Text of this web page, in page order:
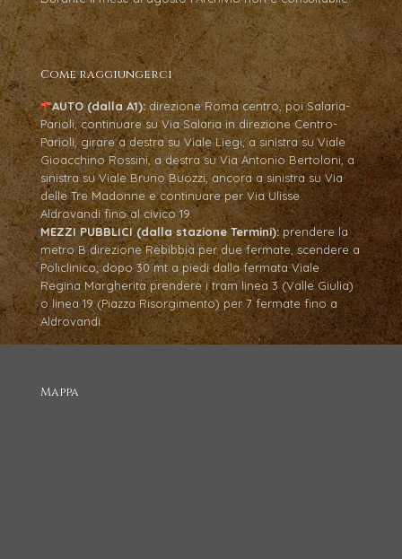
Come raggiungerci
AUTO (dalla A1): direzione Roma centro, poi Salaria-
Parioli, continuare su Via Salaria in direzione Centro-
Parioli, girare a destra su Viale Liegi, a sinistra su Viale
Gioacchino Rossini, a destra su Via Antonio Bertoloni, a
sinistra su Viale Bruno Buozzi, ancora a sinistra su Via
delle Tre Madonne e continuare per Via Ulisse
Aldrovandi fino al civico 19.
MEZZI PUBBLICI (dalla stazione Termini): prendere la
metro B direzione Rebibbia per due fermate, scendere a
Policlinico; dopo 30 mt a piedi dalla fermata Viale
Regina Margherita prendere i tram linea 3 (Valle Giulia)
o linea 19 (Piazza Risorgimento) per 7 fermate fino a
Aldrovandi.
Mappa